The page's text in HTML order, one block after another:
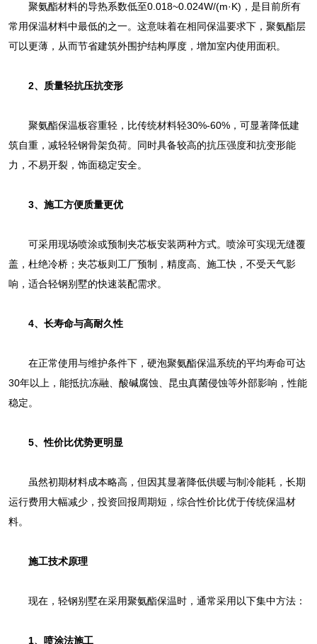
聚氨酯材料的‌导热系数低至0.018~0.024W/(m·K)‌，是目前所有
常用保温材料中最低的之一。这意味着在相同保温要求下，聚氨酯层
可以更薄，从而节省建筑外围护结构厚度，‌增加室内使用面积‌。
2、质量轻抗压抗变形‌
聚氨酯保温板容重轻，比传统材料轻30%-60%，可显著降低建
筑自重，减轻轻钢骨架负荷。同时具备较高的抗压强度和抗变形能
力，不易开裂，饰面稳定安全。
3、‌施工方便质量更优‌
可采用‌现场喷涂‌或‌预制夹芯板安装‌两种方式。喷涂可实现无缝覆
盖，杜绝冷桥；夹芯板则工厂预制，精度高、施工快，不受天气影
响，适合轻钢别墅的快速装配需求。
4、‌长寿命与高耐久性‌
在正常使用与维护条件下，硬泡聚氨酯保温系统的平均寿命可达‌
30年以上‌，能抵抗冻融、酸碱腐蚀、昆虫真菌侵蚀等外部影响，性能
稳定。
5、性价比优势更明显‌
虽然初期材料成本略高，但因其显著降低供暖与制冷能耗，长期
运行费用大幅减少，投资回报周期短，综合性价比优于传统保温材
料。
施工技术原理
现在，轻钢别墅在采用聚氨酯保温时，通常采用以下集中方法：
1、喷涂法施工‌